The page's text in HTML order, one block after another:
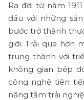
Ra đời từ năm
đầu với những
bước trở thành
giới. Trải qua hơn
trung thành với
không gian bếp
công nghệ tiên
nâng tầm trải